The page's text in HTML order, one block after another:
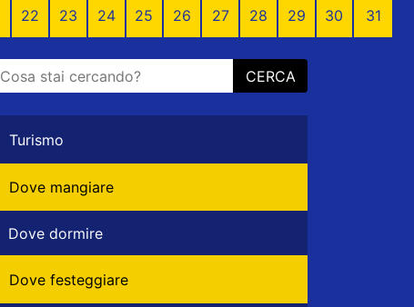
22 23 24 25 26 27 28 29 30 31
CERCA
Turismo
Dove mangiare
Dove dormire
Dove festeggiare